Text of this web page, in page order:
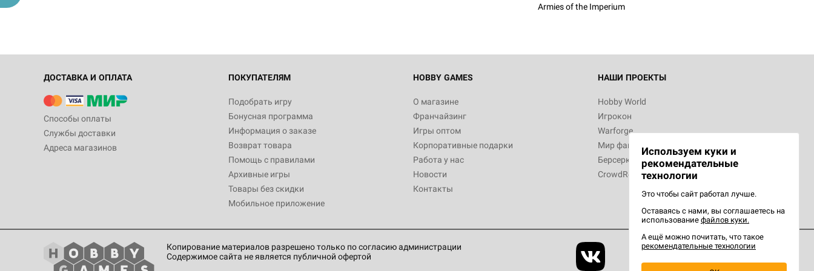
Armies of the Imperium
ДОСТАВКА И ОПЛАТА
Способы оплаты
Службы доставки
Адреса магазинов
ПОКУПАТЕЛЯМ
Подобрать игру
Бонусная программа
Информация о заказе
Возврат товара
Помощь с правилами
Архивные игры
Товары без скидки
Мобильное приложение
HOBBY GAMES
О магазине
Франчайзинг
Игры оптом
Корпоративные подарки
Работа у нас
Новости
Контакты
НАШИ ПРОЕКТЫ
Hobby World
Игрокон
Warforge
Мир фантастики
Берсерк
CrowdRepublic
Копирование материалов разрешено только по согласию администрации
Содержимое сайта не является публичной офертой
Используем куки и
рекомендательные
технологии
Это чтобы сайт работал лучше.
Оставаясь с нами, вы соглашаетесь на
использование файлов куки.
А ещё можно почитать, что такое
рекомендательные технологии
Белая смерть
12 990
Настольная игра Hobby World Берсерк.
3 490